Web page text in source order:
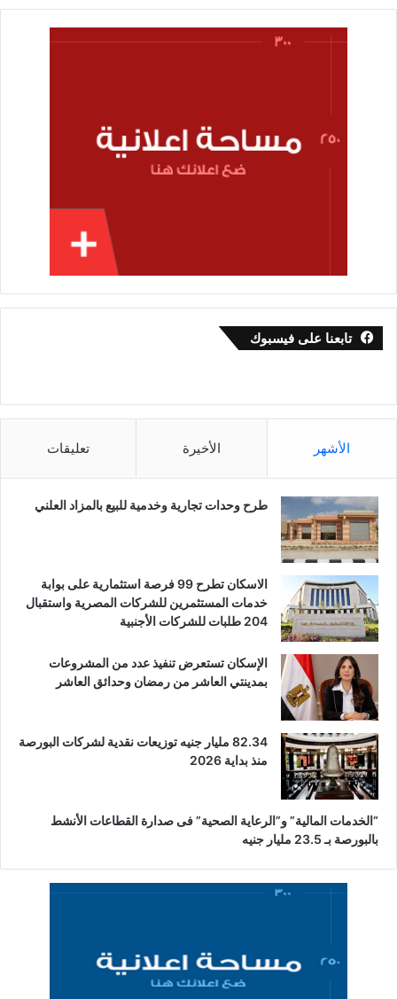
تابعنا على فيسبوك
الأشهر الأخيرة تعليقات
طرح وحدات تجارية وخدمية للبيع بالمزاد العلني
الاسكان تطرح 99 فرصة استثمارية على بوابة
خدمات المستثمرين للشركات المصرية واستقبال
204 طلبات للشركات الأجنبية
الإسكان تستعرض تنفيذ عدد من المشروعات
بمدينتي العاشر من رمضان وحدائق العاشر
82.34 مليار جنيه توزيعات نقدية لشركات البورصة
منذ بداية 2026
“الخدمات المالية” و”الرعاية الصحية” فى صدارة القطاعات الأنشط
بالبورصة بـ 23.5 مليار جنيه